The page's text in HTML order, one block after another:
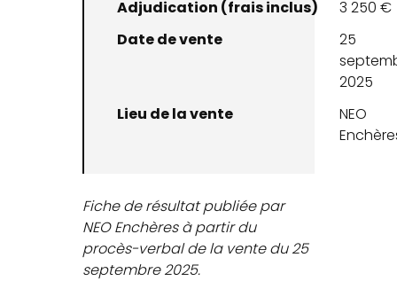
Adjudication (frais inclus)
3 250 €
Date de vente
25
2025
Lieu de la vente
NEO
Fiche de résultat publiée par
NEO Enchères à partir du
procès-verbal de la vente du 25
septembre 2025.